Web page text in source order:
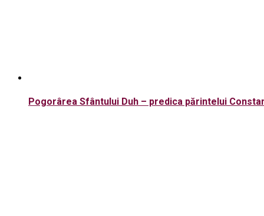
Pogorârea Sfântului Duh – predica părintelui